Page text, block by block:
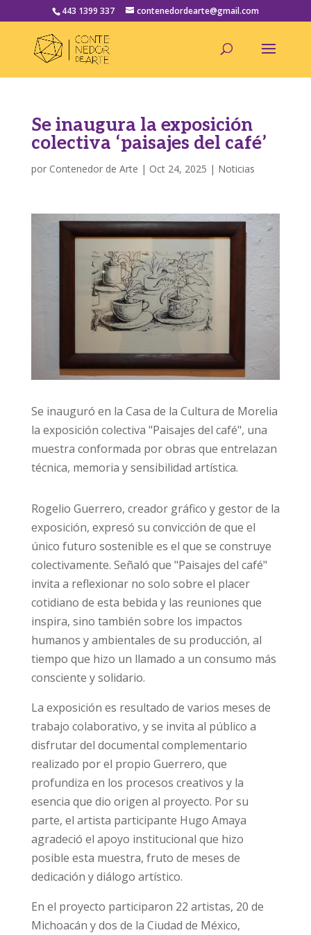
443 1399 337 contenedordearte@gmail.com
Se inaugura la exposición
colectiva ‘paisajes del café’
por Contenedor de Arte | Oct 24, 2025 | Noticias
Se inauguró en la Casa de la Cultura de Morelia
la exposición colectiva "Paisajes del café", una
muestra conformada por obras que entrelazan
técnica, memoria y sensibilidad artística.
Rogelio Guerrero, creador gráfico y gestor de la
exposición, expresó su convicción de que el
único futuro sostenible es el que se construye
colectivamente. Señaló que "Paisajes del café"
invita a reflexionar no solo sobre el placer
cotidiano de esta bebida y las reuniones que
inspira, sino también sobre los impactos
humanos y ambientales de su producción, al
tiempo que hizo un llamado a un consumo más
consciente y solidario.
La exposición es resultado de varios meses de
trabajo colaborativo, y se invita al público a
disfrutar del documental complementario
realizado por el propio Guerrero, que
profundiza en los procesos creativos y la
esencia que dio origen al proyecto. Por su
parte, el artista participante Hugo Amaya
agradeció el apoyo institucional que hizo
posible esta muestra, fruto de meses de
dedicación y diálogo artístico.
En el proyecto participaron 22 artistas, 20 de
Michoacán y dos de la Ciudad de México,